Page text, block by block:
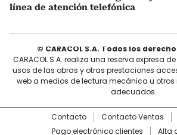
línea de atención telefónica
© CARACOL S.A. Todos los
CARACOL S.A. realiza una reserva expresa
usos de las obras y otras prestaciones
web a medios de lectura mecánica u otros
adecuados.
Contacto Contacto Ventas
Pago electrónico clientes
Alta